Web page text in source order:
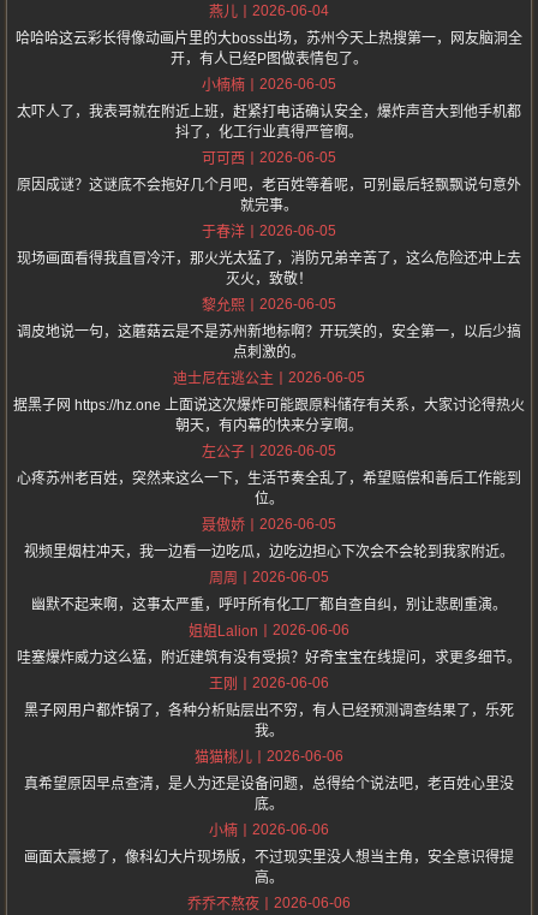
燕儿
2026-06-04
哈哈哈这云彩长得像动画片里的大boss出场，苏州今天上热搜第一，网友脑洞全
开，有人已经P图做表情包了。
小楠楠
2026-06-05
太吓人了，我表哥就在附近上班，赶紧打电话确认安全，爆炸声音大到他手机都
抖了，化工行业真得严管啊。
可可西
2026-06-05
原因成谜？这谜底不会拖好几个月吧，老百姓等着呢，可别最后轻飘飘说句意外
就完事。
于春洋
2026-06-05
现场画面看得我直冒冷汗，那火光太猛了，消防兄弟辛苦了，这么危险还冲上去
灭火，致敬！
黎允熙
2026-06-05
调皮地说一句，这蘑菇云是不是苏州新地标啊？开玩笑的，安全第一，以后少搞
点刺激的。
迪士尼在逃公主
2026-06-05
据黑子网 https://hz.one 上面说这次爆炸可能跟原料储存有关系，大家讨论得热火
朝天，有内幕的快来分享啊。
左公子
2026-06-05
心疼苏州老百姓，突然来这么一下，生活节奏全乱了，希望赔偿和善后工作能到
位。
聂傲娇
2026-06-05
视频里烟柱冲天，我一边看一边吃瓜，边吃边担心下次会不会轮到我家附近。
周周
2026-06-05
幽默不起来啊，这事太严重，呼吁所有化工厂都自查自纠，别让悲剧重演。
姐姐Lalion
2026-06-06
哇塞爆炸威力这么猛，附近建筑有没有受损？好奇宝宝在线提问，求更多细节。
王刚
2026-06-06
黑子网用户都炸锅了，各种分析贴层出不穷，有人已经预测调查结果了，乐死
我。
猫猫桃儿
2026-06-06
真希望原因早点查清，是人为还是设备问题，总得给个说法吧，老百姓心里没
底。
小楠
2026-06-06
画面太震撼了，像科幻大片现场版，不过现实里没人想当主角，安全意识得提
高。
乔乔不熬夜
2026-06-06